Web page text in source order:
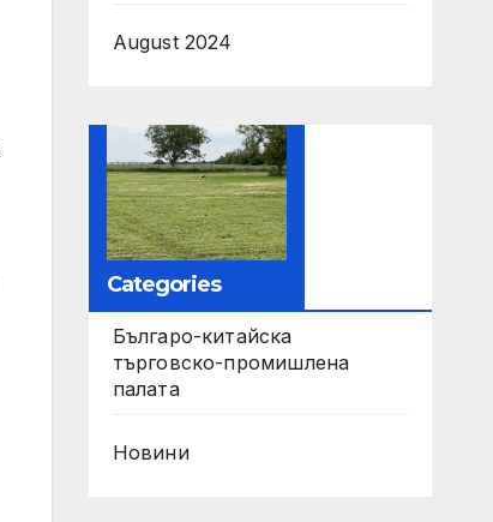
August 2024
Categories
Българо-китайска
търговско-промишлена
палата
Новини